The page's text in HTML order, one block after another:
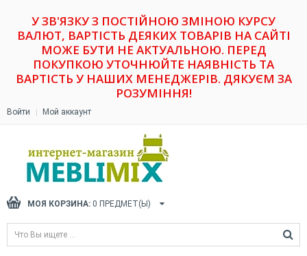
У ЗВ'ЯЗКУ З ПОСТІЙНОЮ ЗМІНОЮ КУРСУ
ВАЛЮТ, ВАРТІСТЬ ДЕЯКИХ ТОВАРІВ НА САЙТІ
МОЖЕ БУТИ НЕ АКТУАЛЬНОЮ. ПЕРЕД
ПОКУПКОЮ УТОЧНЮЙТЕ НАЯВНІСТЬ ТА
ВАРТІСТЬ У НАШИХ МЕНЕДЖЕРІВ. ДЯКУЄМ ЗА
РОЗУМІННЯ!
Войти Мой аккаунт
МОЯ КОРЗИНА: 0 ПРЕДМЕТ(Ы)